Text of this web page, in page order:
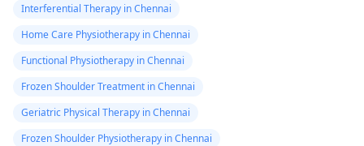
Interferential Therapy in Chennai
Home Care Physiotherapy in Chennai
Functional Physiotherapy in Chennai
Frozen Shoulder Treatment in Chennai
Geriatric Physical Therapy in Chennai
Frozen Shoulder Physiotherapy in Chennai